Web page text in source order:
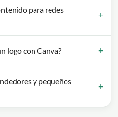
para redes
logo con Canva?
y pequeños